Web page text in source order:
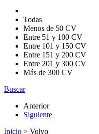
Todas
Menos de 50 CV
Entre 51 y 100 CV
Entre 101 y 150 CV
Entre 151 y 200 CV
Entre 201 y 300 CV
Más de 300 CV
Buscar
Anterior
Siguiente
Inicio > Volvo